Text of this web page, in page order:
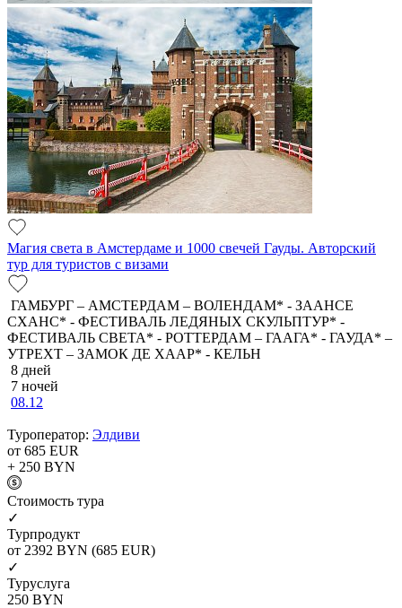
Магия света в Амстердаме и 1000 свечей Гауды. Авторский
тур для туристов с визами
ГАМБУРГ – АМСТЕРДАМ – ВОЛЕНДАМ* - ЗААНСЕ
СХАНС* - ФЕСТИВАЛЬ ЛЕДЯНЫХ СКУЛЬПТУР* -
ФЕСТИВАЛЬ СВЕТА* - РОТТЕРДАМ – ГААГА* - ГАУДА* –
УТРЕХТ – ЗАМОК ДЕ ХААР* - КЕЛЬН
8 дней
7 ночей
08.12
Туроператор: Элдиви
от 685 EUR
+ 250 BYN
Cтоимость тура
✓
Турпродукт
от 2392 BYN (685 EUR)
✓
Туруслуга
250 BYN